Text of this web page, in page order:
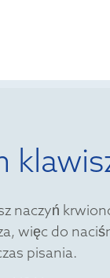
naczyń
więc do
pisania.